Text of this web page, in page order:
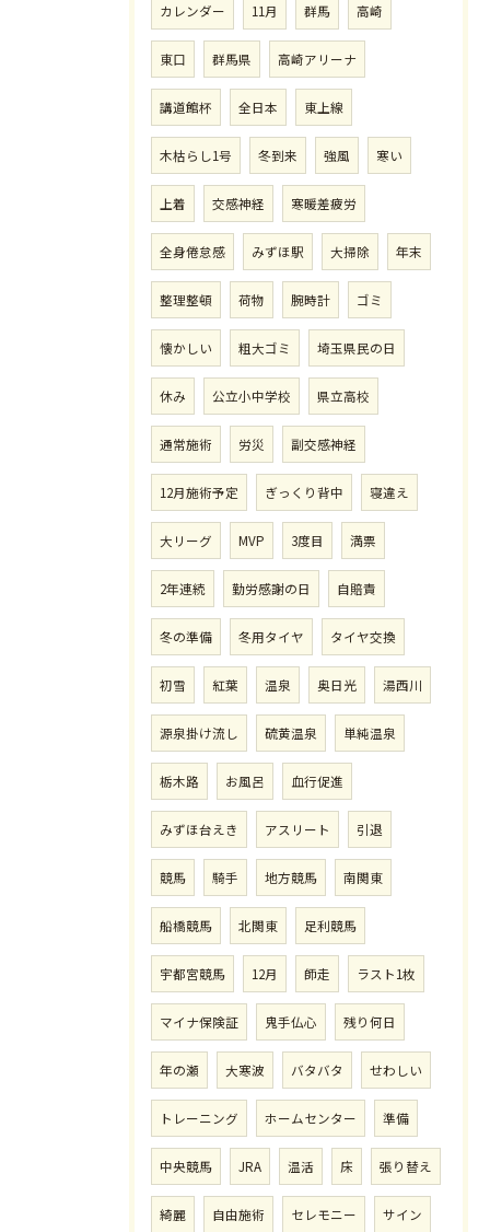
カレンダー 11月 群馬 高崎
東口 群馬県 高崎アリーナ
講道館杯 全日本 東上線
木枯らし1号 冬到来 強風 寒い
上着 交感神経 寒暖差疲労
全身倦怠感 みずほ駅 大掃除 年末
整理整頓 荷物 腕時計 ゴミ
懐かしい 粗大ゴミ 埼玉県民の日
休み 公立小中学校 県立高校
通常施術 労災 副交感神経
12月施術予定 ぎっくり背中 寝違え
大リーグ MVP 3度目 満票
2年連続 勤労感謝の日 自賠責
冬の準備 冬用タイヤ タイヤ交換
初雪 紅葉 温泉 奥日光 湯西川
源泉掛け流し 硫黄温泉 単純温泉
栃木路 お風呂 血行促進
みずほ台えき アスリート 引退
競馬 騎手 地方競馬 南関東
船橋競馬 北関東 足利競馬
宇都宮競馬 12月 師走 ラスト1枚
マイナ保険証 鬼手仏心 残り何日
年の瀬 大寒波 バタバタ せわしい
トレーニング ホームセンター 準備
中央競馬 JRA 温活 床 張り替え
綺麗 自由施術 セレモニー サイン